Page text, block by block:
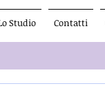
Studio Contatti